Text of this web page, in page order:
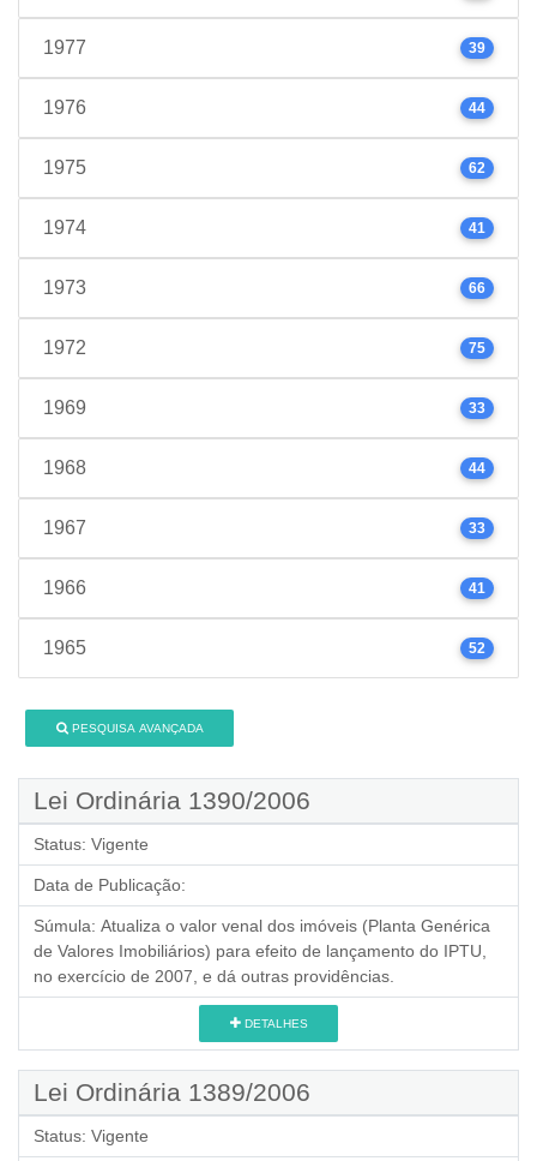
1977 39
1976 44
1975 62
1974 41
1973 66
1972 75
1969 33
1968 44
1967 33
1966 41
1965 52
PESQUISA AVANÇADA
Lei Ordinária 1390/2006
Status: Vigente
Data de Publicação:
Súmula: Atualiza o valor venal dos imóveis (Planta Genérica
de Valores Imobiliários) para efeito de lançamento do IPTU,
no exercício de 2007, e dá outras providências.
DETALHES
Lei Ordinária 1389/2006
Status: Vigente